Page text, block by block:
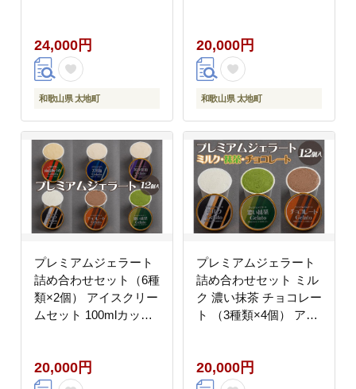
24,000円
和歌山県 太地町
ェラートラボラトリー
【ntbt703】
20,000円
和歌山県 太地町
プレミアムジェラート
詰め合わせセット（6種
類×2個） アイスクリー
ムセット 100mlカップ
20,000円
プレミアムジェラート
詰め合わせセット ミル
ク 濃い抹茶 チョコレー
ト （3種類×4個） アイ
ェラートラボラトリー
【ntbt702】
20,000円